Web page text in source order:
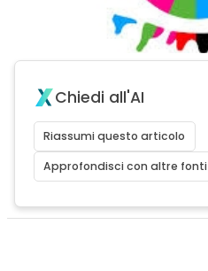
Chiedi all'AI
Riassumi questo articolo
Approfondisci con altre fonti